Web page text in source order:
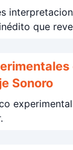
que
Sonoro